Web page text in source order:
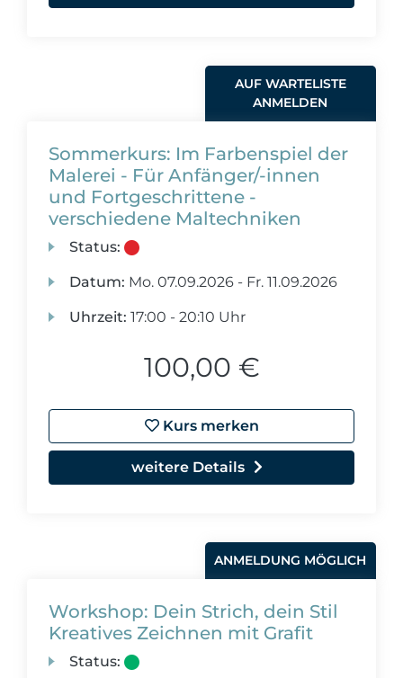
AUF WARTELISTE
ANMELDEN
Sommerkurs: Im Farbenspiel der
Malerei - Für Anfänger/-innen
und Fortgeschrittene -
verschiedene Maltechniken
Status:
Datum: Mo. 07.09.2026 - Fr. 11.09.2026
Uhrzeit: 17:00 - 20:10 Uhr
100,00 €
Kurs merken
weitere Details
ANMELDUNG MÖGLICH
Workshop: Dein Strich, dein Stil
Kreatives Zeichnen mit Grafit
Status: